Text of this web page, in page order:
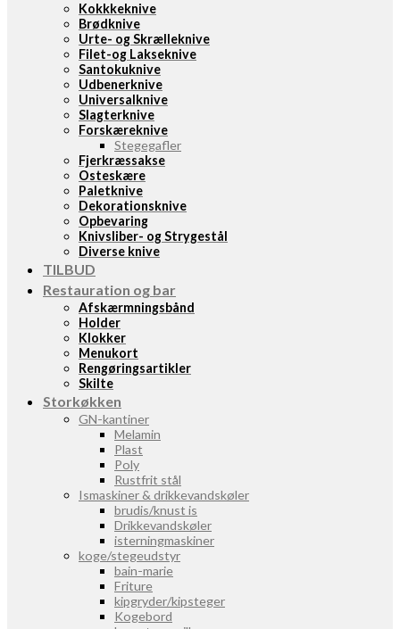
Kokkkeknive
Brødknive
Urte- og Skrælleknive
Filet-og Lakseknive
Santokuknive
Udbenerknive
Universalknive
Slagterknive
Forskæreknive
Stegegafler
Fjerkræssakse
Osteskære
Paletknive
Dekorationsknive
Opbevaring
Knivsliber- og Strygestål
Diverse knive
TILBUD
Restauration og bar
Afskærmningsbånd
Holder
Klokker
Menukort
Rengøringsartikler
Skilte
Storkøkken
GN-kantiner
Melamin
Plast
Poly
Rustfrit stål
Ismaskiner & drikkevandskøler
brudis/knust is
Drikkevandskøler
isterningmaskiner
koge/stegeudstyr
bain-marie
Friture
kipgryder/kipsteger
Kogebord